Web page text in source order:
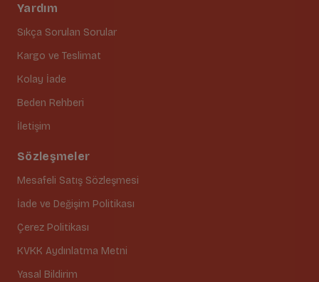
Yardım
Sıkça Sorulan Sorular
Kargo ve Teslimat
Kolay İade
Beden Rehberi
İletişim
Sözleşmeler
Mesafeli Satış Sözleşmesi
İade ve Değişim Politikası
Çerez Politikası
KVKK Aydınlatma Metni
Yasal Bildirim